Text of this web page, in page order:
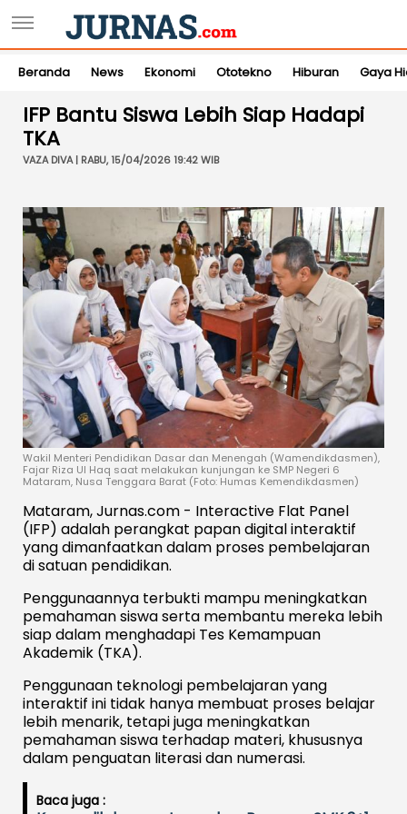
Beranda News Ekonomi Ototekno Hiburan Gaya
IFP Bantu Siswa Lebih Siap Hadapi
TKA
VAZA DIVA | RABU, 15/04/2026 19:42 WIB
Wakil Menteri Pendidikan Dasar dan Menengah (Wamendikdasmen),
Fajar Riza Ul Haq saat melakukan kunjungan ke SMP Negeri 6
Mataram, Nusa Tenggara Barat (Foto: Humas Kemendikdasmen)
Mataram, Jurnas.com - Interactive Flat Panel
(IFP) adalah perangkat papan digital interaktif
yang dimanfaatkan dalam proses pembelajaran
di satuan pendidikan.
Penggunaannya terbukti mampu meningkatkan
pemahaman siswa serta membantu mereka lebih
siap dalam menghadapi Tes Kemampuan
Akademik (TKA).
Penggunaan teknologi pembelajaran yang
interaktif ini tidak hanya membuat proses belajar
lebih menarik, tetapi juga meningkatkan
pemahaman siswa terhadap materi, khususnya
dalam penguatan literasi dan numerasi.
Baca juga :